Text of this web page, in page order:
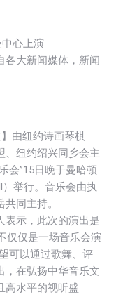
中心上演
各大新闻媒体，新闻
由纽约诗画琴棋
、纽约绍兴同乡会主
会”15日晚于曼哈顿
举行。音乐会由执
同主持。
表示，此次的演出是
仅仅是一场音乐会演
可以通过歌舞、评
，在弘扬中华音乐文
高水平的视听盛